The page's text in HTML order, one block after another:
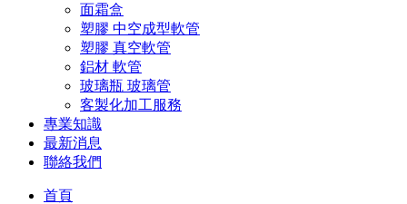
面霜盒
塑膠 中空成型軟管
塑膠 真空軟管
鋁材 軟管
玻璃瓶 玻璃管
客製化加工服務
專業知識
最新消息
聯絡我們
首頁